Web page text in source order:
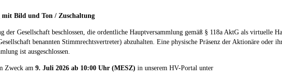
Bild und Ton / Zuschaltung
der Gesellschaft beschlossen, die ordentliche Hauptversammlung gemäß § 118a AktG als virtuelle
benannten Stimmrechtsvertreter) abzuhalten. Eine physische Präsenz der Aktionäre oder
ist ausgeschlossen.
Zweck am 9. Juli 2026 ab 10:00 Uhr (MESZ) in unserem HV-Portal unter